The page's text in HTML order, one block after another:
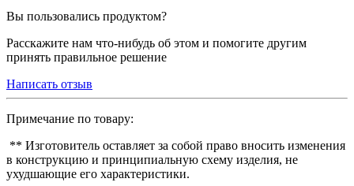
Вы пользовались продуктом?
Расскажите нам что-нибудь об этом и помогите другим
принять правильное решение
Написать отзыв
Примечание по товару:
** Изготовитель оставляет за собой право вносить изменения
в конструкцию и принципиальную схему изделия, не
ухудшающие его характеристики.